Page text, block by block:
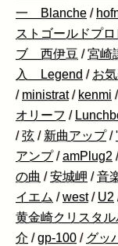
一 Blanche /
ストゴールドプロ
ブ 西伊豆 /宮崎
入 Legend / お
/ ministrat / kenmi /
オリーフ /
/弦 / 新曲アップ /
アンプ /amPlug2
の曲 /安城岬 /音
イエム /west / U2
黄金崎クリスタル
介 /gp-100 / グッ